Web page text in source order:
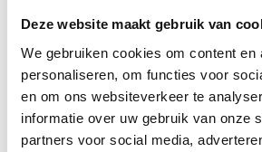
Deze website maakt gebruik van
We gebruiken cookies om content en
personaliseren, om functies voor
en om ons websiteverkeer te
informatie over uw gebruik van onze
partners voor social media,
Team Lacros
Nieuwe Eerdsebaan 16, 5482 VS
Numéro de la Chambre de
Numéro de TVA :
(+31) 73 203